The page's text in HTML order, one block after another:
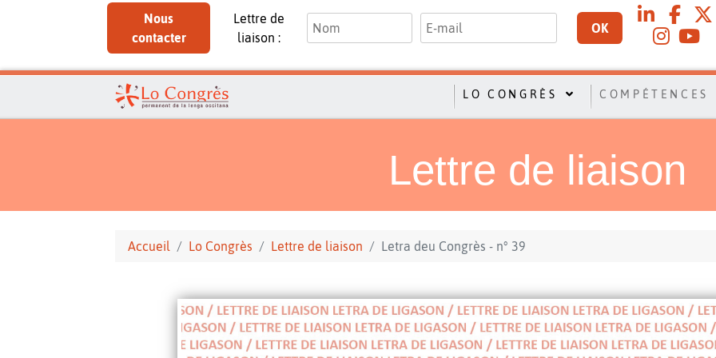
Nous
contacter
Lettre de
liaison :
OK
LO CONGRÈS COMPÉTENCES
Lettre de liaison
Accueil Lo Congrès Lettre de liaison Letra deu Congrès - n° 39